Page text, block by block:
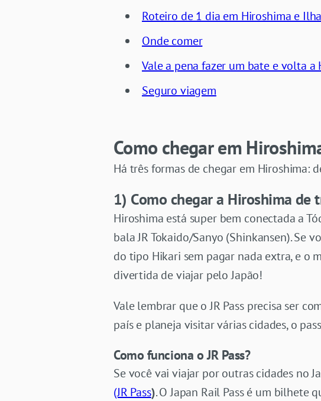
Roteiro de 1 dia em Hiroshima e
Onde comer
Vale a pena fazer um bate e volta a
Seguro viagem
Como chegar em
Há três formas de chegar em
1) Como chegar a Hiroshima de
Hiroshima está super bem conectada a
bala JR Tokaido/Sanyo (Shinkansen). Se
do tipo Hikari sem pagar nada extra, e o
divertida de viajar pelo Japão!
Vale lembrar que o JR Pass precisa ser
país e planeja visitar várias cidades, o
Como funciona o JR Pass?
Se você vai viajar por outras cidades no
(JR Pass). O Japan Rail Pass é um bilhete